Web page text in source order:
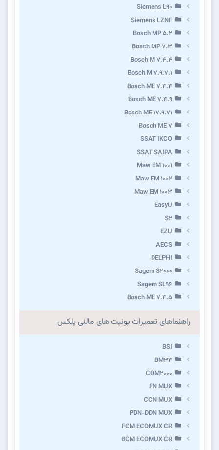
Siemens L90
Siemens LZNF
Bosch MP 5.2
Bosch MP 7.3
Bosch M 7.4.4
Bosch M 7.9.7.1
Bosch ME 7.4.4
Bosch ME 7.4.9
Bosch ME 17.9.71
Bosch ME 7
SSAT IKCO
SSAT SAIPA
Maw EM 1001
Maw EM 1002
Maw EM 1003
EasyU
S2
EZU
AECS
DELPHI
Sagem S2000
Sagem SL96
Bosch ME 7.4.5
راهنماهای تعمیرات یونیت های مالتی پلکس
BSI
BM34
COM2000
FN MUX
CCN MUX
PDN-DDN MUX
FCM ECOMUX CR
BCM ECOMUX CR